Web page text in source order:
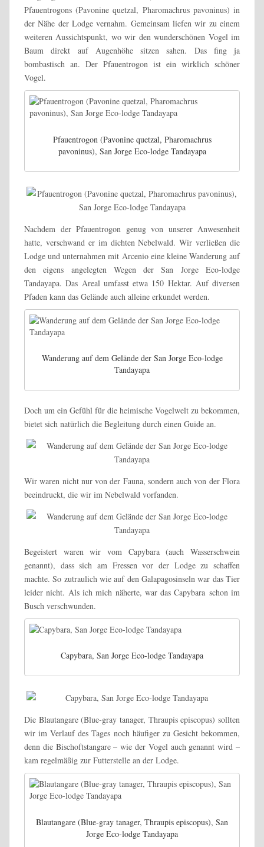
Pfauentrogons (Pavonine quetzal, Pharomachrus pavoninus) in
der Nähe der Lodge vernahm. Gemeinsam liefen wir zu einem
weiteren Aussichtspunkt, wo wir den wunderschönen Vogel im
Baum direkt auf Augenhöhe sitzen sahen. Das fing ja
bombastisch an. Der Pfauentrogon ist ein wirklich schöner
Vogel.
Pfauentrogon (Pavonine quetzal, Pharomachrus
pavoninus), San Jorge Eco-lodge Tandayapa
Nachdem der Pfauentrogon genug von unserer Anwesenheit
hatte, verschwand er im dichten Nebelwald. Wir verließen die
Lodge und unternahmen mit Arcenio eine kleine Wanderung auf
den eigens angelegten Wegen der San Jorge Eco-lodge
Tandayapa. Das Areal umfasst etwa 150 Hektar. Auf diversen
Pfaden kann das Gelände auch alleine erkundet werden.
Wanderung auf dem Gelände der San Jorge Eco-lodge
Tandayapa
Doch um ein Gefühl für die heimische Vogelwelt zu bekommen,
bietet sich natürlich die Begleitung durch einen Guide an.
Wir waren nicht nur von der Fauna, sondern auch von der Flora
beeindruckt, die wir im Nebelwald vorfanden.
Begeistert waren wir vom Capybara (auch Wasserschwein
genannt), dass sich am Fressen vor der Lodge zu schaffen
machte. So zutraulich wie auf den Galapagosinseln war das Tier
leider nicht. Als ich mich näherte, war das Capybara schon im
Busch verschwunden.
Capybara, San Jorge Eco-lodge Tandayapa
Die Blautangare (Blue-gray tanager, Thraupis episcopus) sollten
wir im Verlauf des Tages noch häufiger zu Gesicht bekommen,
denn die Bischoftstangare – wie der Vogel auch genannt wird –
kam regelmäßig zur Futterstelle an der Lodge.
Blautangare (Blue-gray tanager, Thraupis episcopus), San
Jorge Eco-lodge Tandayapa